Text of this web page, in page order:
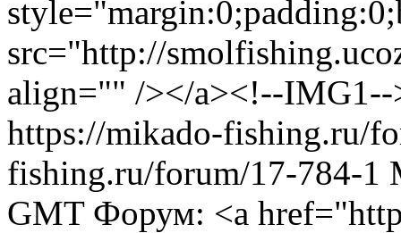
src="http://
align="" /></a><!--IMG1--
https://mikado-fishing.ru/
fishing.ru/forum/17-784-1
GMT Форум: <a